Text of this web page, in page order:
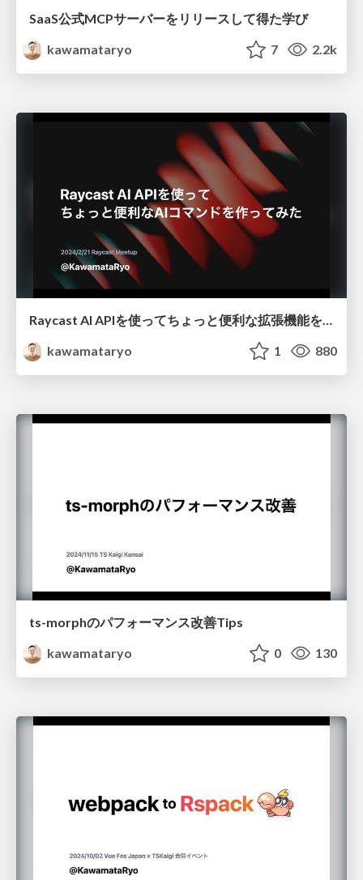
SaaS公式MCPサーバーをリリースして得た学び
kawamataryo
7 2.2k
Raycast AI APIを使ってちょっと便利な拡張機能を作ってみた / created-a-handy-extension-using-the-raycast-ai-api
kawamataryo
1 880
ts-morphのパフォーマンス改善Tips
kawamataryo
0 130